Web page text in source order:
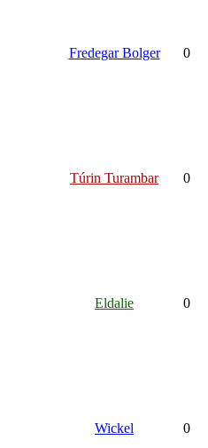
Fredegar Bolger 0
Túrin Turambar 0
Eldalie 0
Wickel 0